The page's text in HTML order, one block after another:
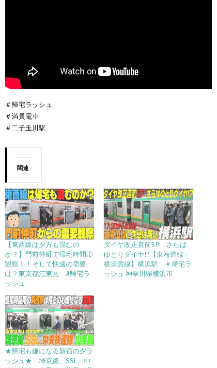
＃帰宅ラッシュ
＃満員電車
＃二子玉川駅
関連
【東西線は夕方も混むの
か？】門前仲町で帰宅時間帯
観察！！そして快速の需要
は？東京都江東区 #帰宅ラ
ッシュ
ダイヤ改正直前SP さらば
ゆとりダイヤ!?【東海道線・
横須賀線】横浜駅 ＃帰宅ラ
ッシュ 神奈川県横浜市
★帰宅も嫌になる新宿の夕ラ
ッシュ★ 埼京線、SSL、中